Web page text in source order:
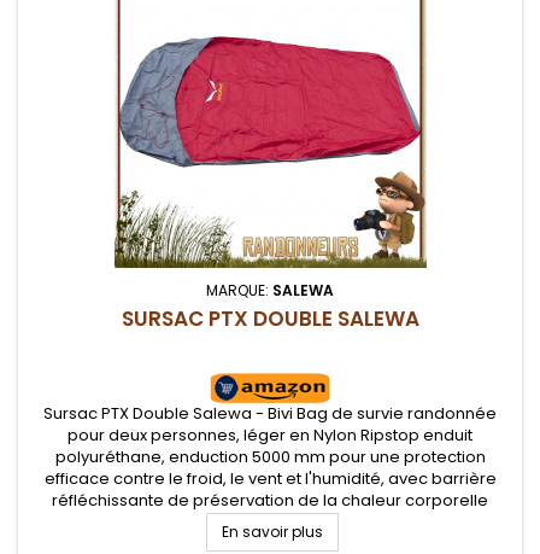
MARQUE: SALEWA
SURSAC PTX DOUBLE SALEWA
Sursac PTX Double Salewa - Bivi Bag de survie randonnée
pour deux personnes, léger en Nylon Ripstop enduit
polyuréthane, enduction 5000 mm pour une protection
efficace contre le froid, le vent et l'humidité, avec barrière
réfléchissante de préservation de la chaleur corporelle
intérieure. Complètement étanche grâce aux coutures
soudées. Tapis de sol en...
En savoir plus